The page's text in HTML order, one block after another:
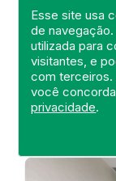
Esse site usa
de
utilizada para
visitantes, e
com terceiros.
você
privacidade.
DEFIS
04 de July de
FISCALIZAÇÃO
HOSPITAL GERAL
REGIÃO NORTE